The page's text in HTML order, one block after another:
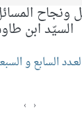
ونجاح
السيّد ابن
السابع و
‹
›